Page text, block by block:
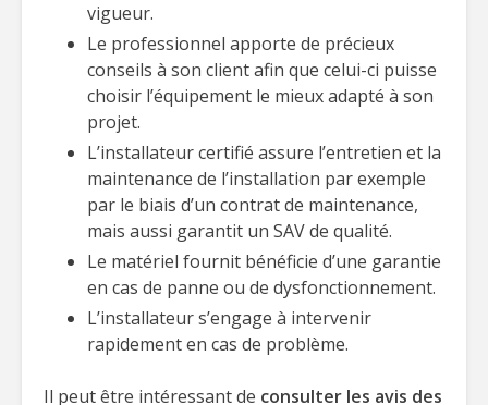
vigueur.
Le professionnel apporte de précieux
conseils à son client afin que celui-ci puisse
choisir l’équipement le mieux adapté à son
projet.
L’installateur certifié assure l’entretien et la
maintenance de l’installation par exemple
par le biais d’un contrat de maintenance,
mais aussi garantit un SAV de qualité.
Le matériel fournit bénéficie d’une garantie
en cas de panne ou de dysfonctionnement.
L’installateur s’engage à intervenir
rapidement en cas de problème.
Il peut être intéressant de consulter les avis des